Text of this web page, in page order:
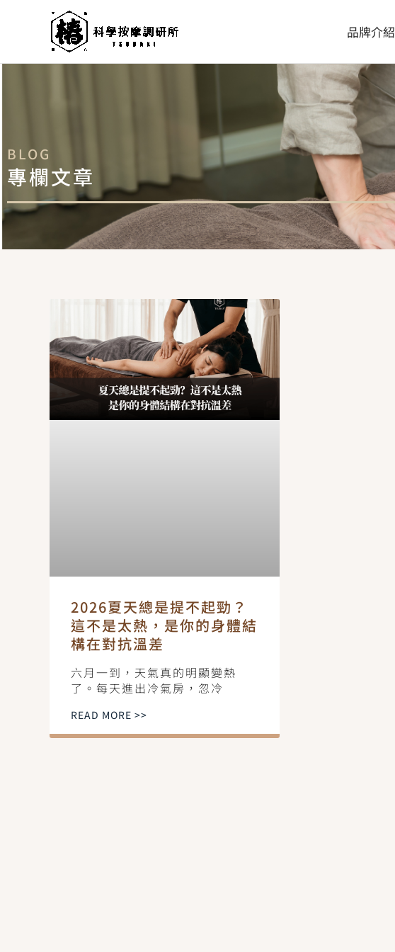
品牌介紹
BLOG
專欄文章
2026夏天總是提不起勁？
這不是太熱，是你的身體結
構在對抗溫差
六月一到，天氣真的明顯變熱
了。每天進出冷氣房，忽冷
READ MORE >>